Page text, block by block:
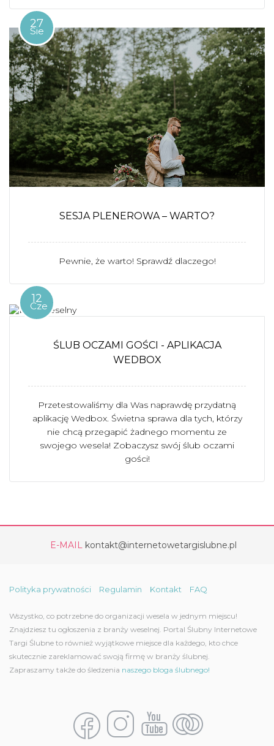
27
Sie
SESJA PLENEROWA – WARTO?
Pewnie, że warto! Sprawdź dlaczego!
12
Cze
ŚLUB OCZAMI GOŚCI - APLIKACJA
WEDBOX
Przetestowaliśmy dla Was naprawdę przydatną
aplikację Wedbox. Świetna sprawa dla tych, którzy
nie chcą przegapić żadnego momentu ze
swojego wesela! Zobaczysz swój ślub oczami
gości!
E-MAIL kontakt@internetowetargislubne.pl
Polityka prywatności Regulamin Kontakt FAQ
Wszystko, co potrzebne do organizacji wesela w jednym miejscu!
Znajdziesz tu ogłoszenia z branży weselnej. Portal Ślubny Internetowe
Targi Ślubne to również wyjątkowe miejsce dla każdego, kto chce
skutecznie zareklamować swoją firmę w branży ślubnej.
Zapraszamy także do śledzenia naszego bloga ślubnego!